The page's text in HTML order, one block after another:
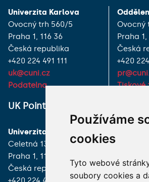
Používáme
cookies
Tyto webové
soubory cookies a
Univerzita Karlova
Ovocný trh 560/5
Praha 1, 116 36
Česká republika
+420 224 491 111
uk@cuni.cz
Podatelna
Ovocný
Praha 1,
Česká
+420
Tiskové
UK Point
Univerzita Karlova
Celetná 13
Praha 1, 116 36
Česká republika